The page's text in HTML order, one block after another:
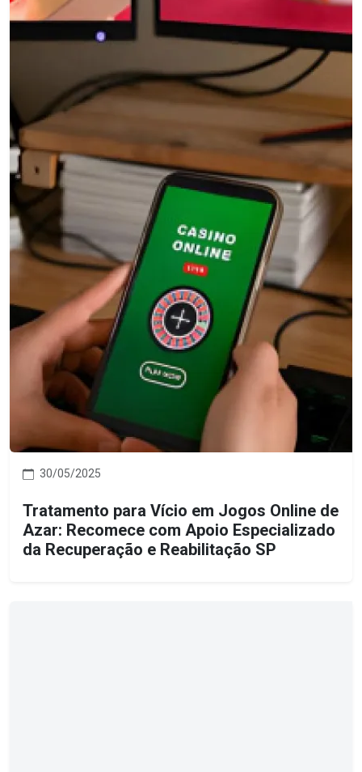
30/05/2025
Tratamento para Vício em Jogos Online de
Azar: Recomece com Apoio Especializado
da Recuperação e Reabilitação SP